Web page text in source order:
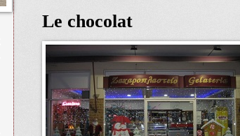
Le chocolat